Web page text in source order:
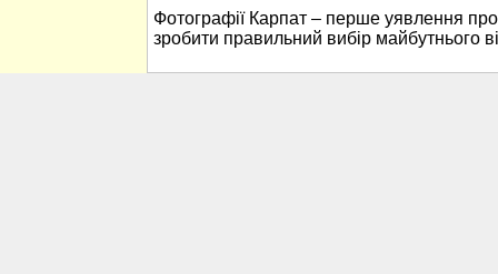
Фотографії Карпат – перше уявлення
зробити правильний вибір майбутнього